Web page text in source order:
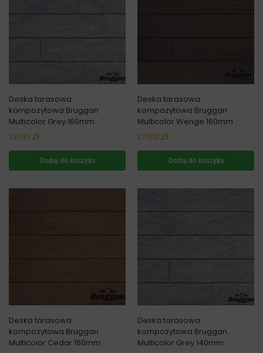
Deska tarasowa
kompozytowa Bruggan
Multicolor Grey 160mm
333,95 zł
Dodaj do koszyka
Deska tarasowa
kompozytowa Bruggan
Multicolor Wenge 160mm
270,00 zł
Dodaj do koszyka
Deska tarasowa
kompozytowa Bruggan
Multicolor Cedar 160mm
Deska tarasowa
kompozytowa Bruggan
Multicolor Grey 140mm